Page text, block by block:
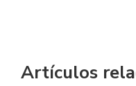
Artículos